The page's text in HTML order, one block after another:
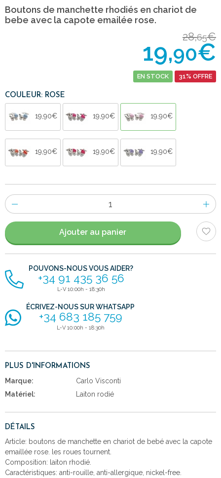
Boutons de manchette rhodiés en chariot de
bebe avec la capote emailée rose.
28,65€
19,90€
EN STOCK 31% OFFRE
COULEUR: ROSE
19,90€ 19,90€ 19,90€
19,90€ 19,90€ 19,90€
Nombre
d'items
Ajouter au panier
POUVONS-NOUS VOUS AIDER?
+34 91 435 36 56
L-V 10:00h - 18:30h
ÉCRIVEZ-NOUS SUR WHATSAPP
+34 683 185 759
L-V 10:00h - 18:30h
PLUS D'INFORMATIONS
Marque:
Carlo Visconti
Matériel:
Laiton rodié
DÉTAILS
Article: boutons de manchette en chariot de bebé avec la capote
emaillée rose. les roues tournent.
Composition: laiton rhodié.
Caractéristiques: anti-rouille, anti-allergique, nickel-free.